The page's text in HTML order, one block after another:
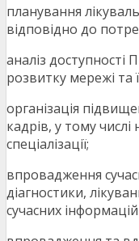
планування
відповідно до
аналіз
розвитку мережі та
організація
кадрів, у тому
спеціалізації;
впровадження
діагностики,
сучасних